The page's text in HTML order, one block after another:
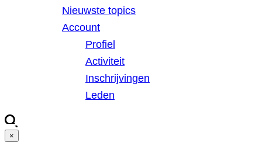
Nieuwste topics
Account
Profiel
Activiteit
Inschrijvingen
Leden
×